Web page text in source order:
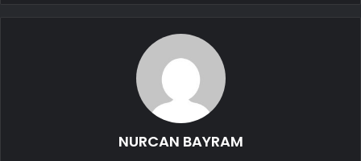
NURCAN BAYRAM